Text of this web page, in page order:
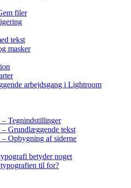
filer
tekst
masker
arbejdsgang i Lightroom
Tegnindstillinger
Grundlæggende tekst
Opbygning af siderne
betyder noget
til for?